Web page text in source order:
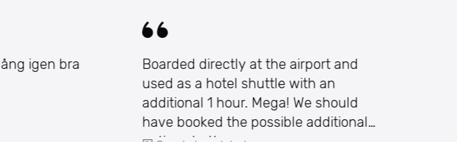
igen bra
Boarded directly at the airport and
used as a hotel shuttle with an
additional 1 hour. Mega! We should
have booked the possible additional